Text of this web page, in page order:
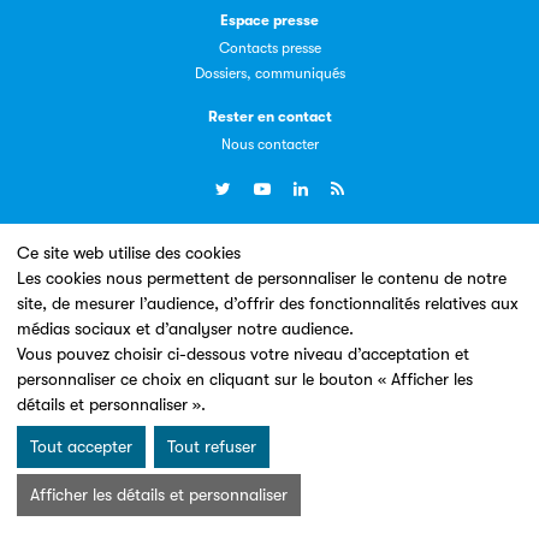
Ce site web utilise des cookies
Les cookies nous permettent de personnaliser le contenu de notre
site, de mesurer l’audience, d’offrir des fonctionnalités relatives aux
médias sociaux et d’analyser notre audience.
Vous pouvez choisir ci-dessous votre niveau d’acceptation et
personnaliser ce choix en cliquant sur le bouton « Afficher les
détails et personnaliser ».
Tout accepter Tout refuser
Afficher les détails et personnaliser
Espace presse
Contacts presse
Dossiers, communiqués
Rester en contact
Nous contacter
Un site conçu en partenariat avec le
Mentions légales & Conditions d’utilisation
Charte Cookies
© Les Éditeurs d’Éducation - SNE 2026
La plateforme LivrEmploi regroupe toutes les offres
Clic.EDIt
Clic.EDIt, pour faciliter les échanges informatisés entre
tous les acteurs de la filière de la fabrication de livres.